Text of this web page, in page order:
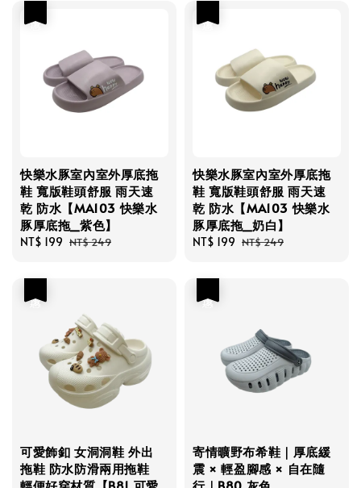
快樂水豚室內室外厚底拖
鞋 寬版鞋頭舒服 雨天速
乾 防水【MA103 快樂水
豚厚底拖_紫色】
Sale
NT$ 199 Regular
NT$ 249
快樂水豚室內室外厚底拖
鞋 寬版鞋頭舒服 雨天速
乾 防水【MA103 快樂水
豚厚底拖_奶白】
Sale
NT$ 199 Regular
NT$ 249
可愛飾釦 女洞洞鞋 外出
拖鞋 防水防滑兩用拖鞋
寄情曠野布希鞋｜厚底緩
震 × 輕盈腳感 × 自在隨